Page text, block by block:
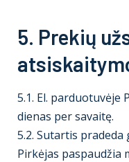
5. Prekių
5.1. El. parduotuvėje
dienas per savaitę.
5.2. Sutartis
Pirkėjas paspaudžia